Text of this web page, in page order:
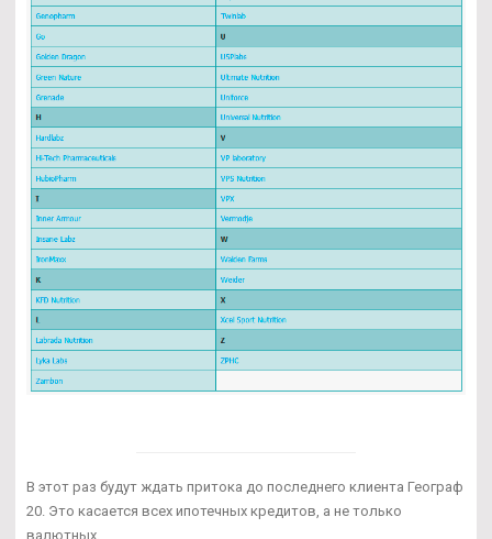
В этот раз будут ждать притока до последнего клиента Географ
20. Это касается всех ипотечных кредитов, а не только
валютных.